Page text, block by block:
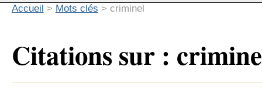
Accueil > Mots clés > criminel
Citations sur :